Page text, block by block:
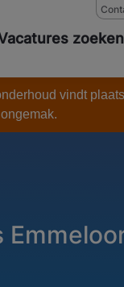
zoeken
vindt